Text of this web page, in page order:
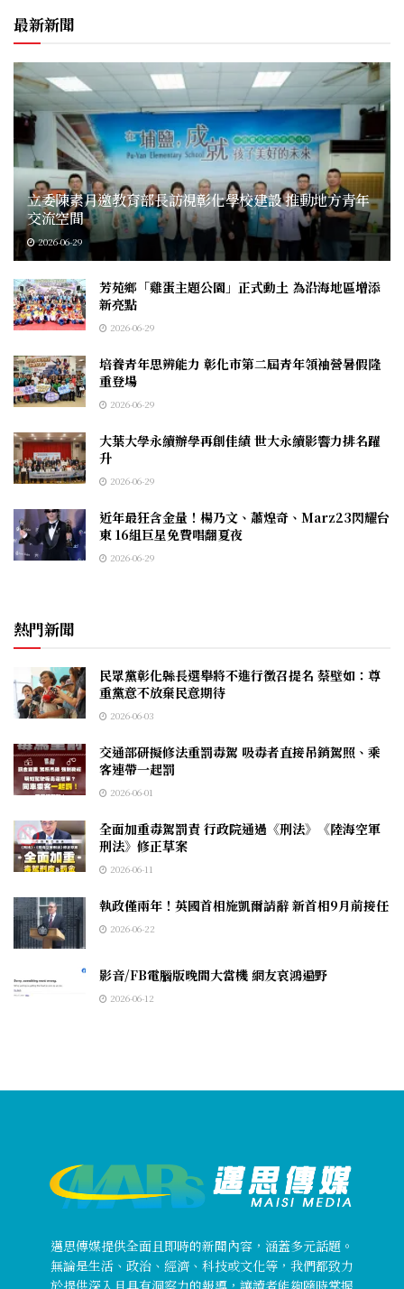
最新新聞
立委陳素月邀教育部長訪視彰化學校建設 推動地方青年
交流空間
2026-06-29
芳苑鄉「雞蛋主題公園」正式動土 為沿海地區增添
新亮點
2026-06-29
培養青年思辨能力 彰化市第二屆青年領袖營暑假隆
重登場
2026-06-29
大葉大學永續辦學再創佳績 世大永續影響力排名躍
升
2026-06-29
近年最狂含金量！楊乃文、蕭煌奇、Marz23閃耀台
東 16組巨星免費唱翻夏夜
2026-06-29
熱門新聞
民眾黨彰化縣長選舉將不進行徵召提名 蔡壁如：尊
重黨意不放棄民意期待
2026-06-03
交通部研擬修法重罰毒駕 吸毒者直接吊銷駕照、乘
客連帶一起罰
2026-06-01
全面加重毒駕罰責 行政院通過《刑法》《陸海空軍
刑法》修正草案
2026-06-11
執政僅兩年！英國首相施凱爾請辭 新首相9月前接任
2026-06-22
影音/FB電腦版晚間大當機 網友哀鴻遍野
2026-06-12
邁思傳媒提供全面且即時的新聞內容，涵蓋多元話題。
無論是生活、政治、經濟、科技或文化等，我們都致力